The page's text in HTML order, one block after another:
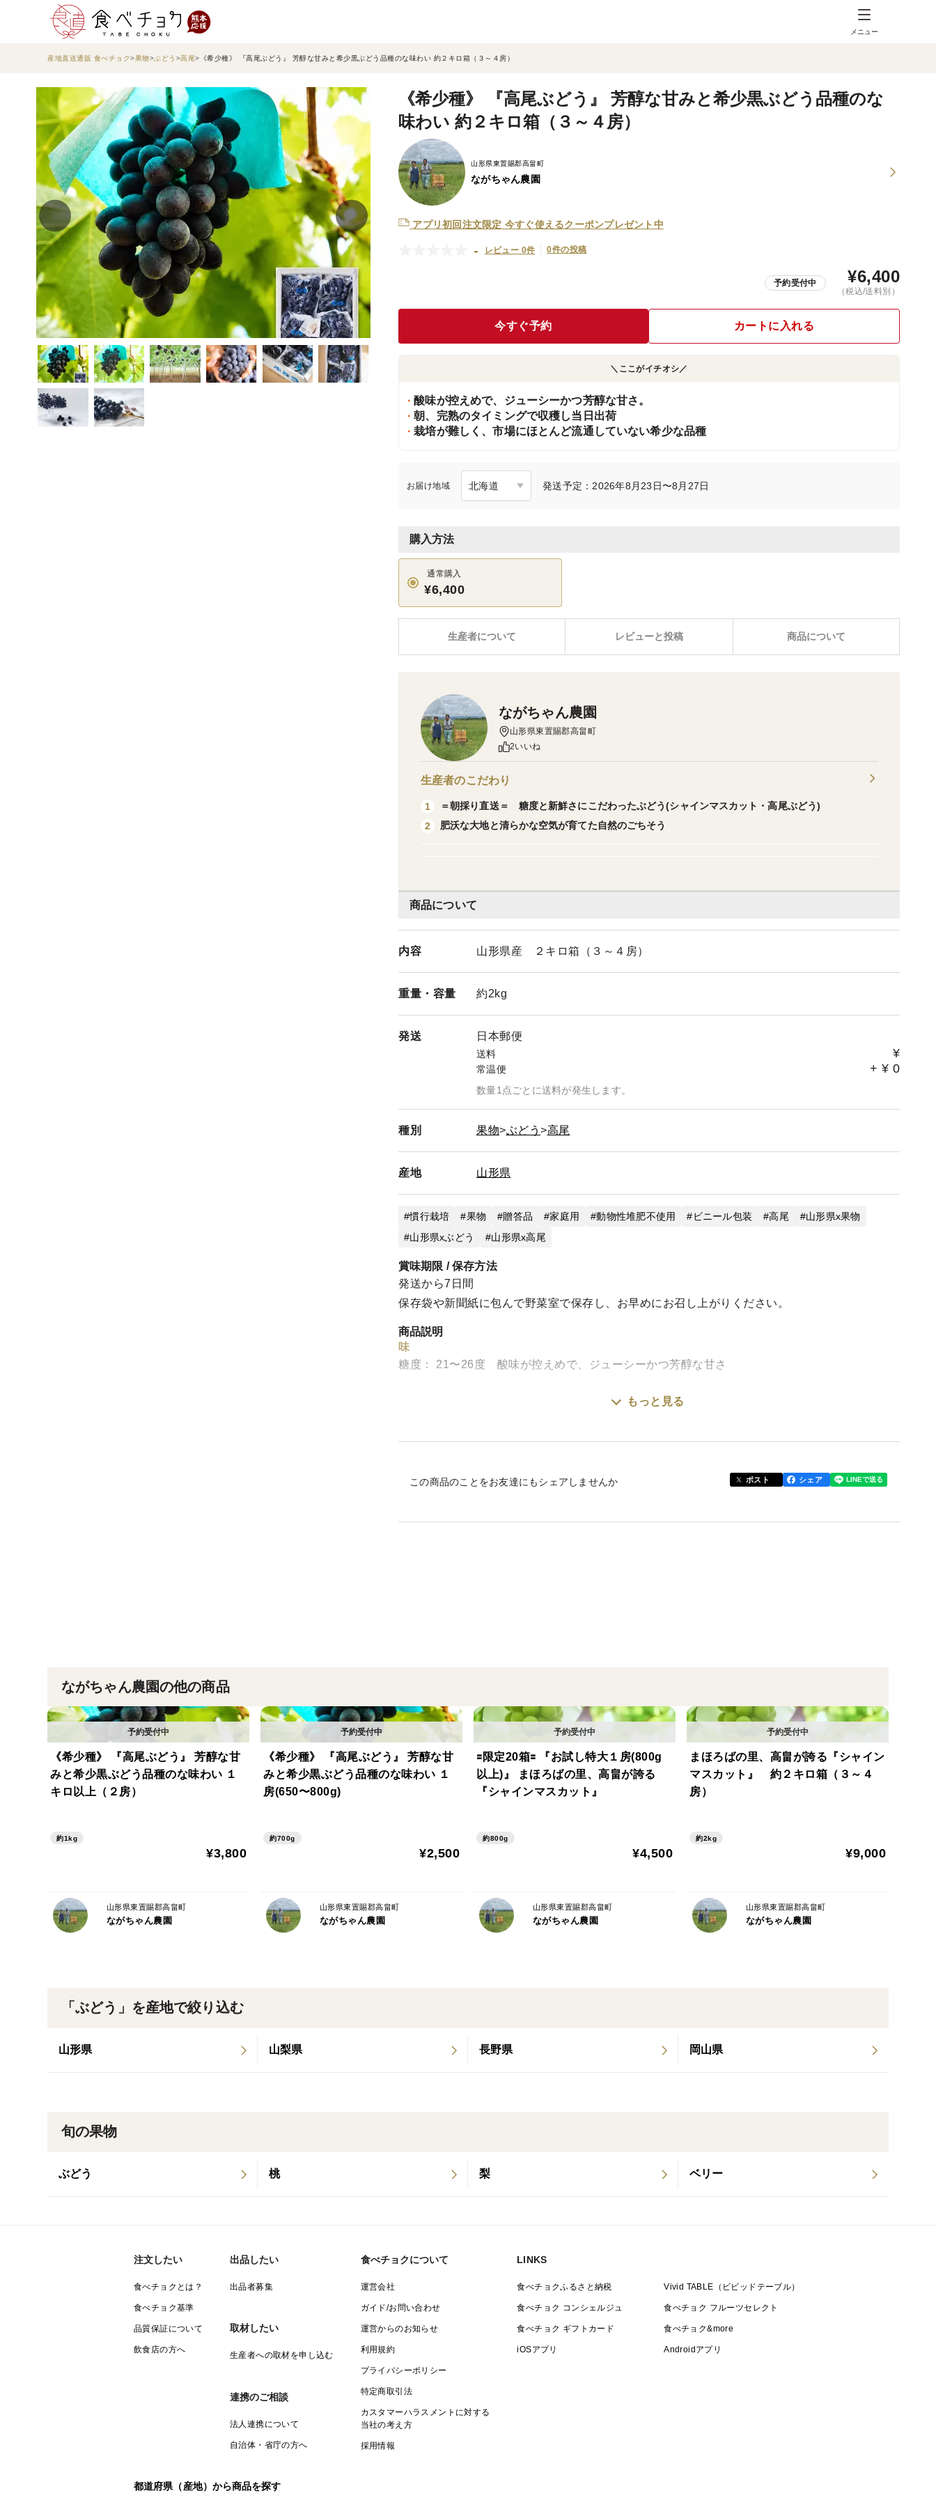
メニュー
産地直送通販 食べチョク 果物 ぶどう 高尾 《希少種》 『高尾ぶどう』 芳醇な甘みと希少黒ぶどう品種のな味わい 約２キロ箱（３～４房）
《希少種》 『高尾ぶどう』 芳醇な甘みと希少黒ぶどう品種のな
味わい 約２キロ箱（３～４房）
山形県東置賜郡高畠町
ながちゃん農園
アプリ初回注文限定 今すぐ使えるクーポンプレゼント中
- レビュー 0件 0件の投稿
予約受付中 ¥6,400
（税込/送料別）
今すぐ予約 カートに入れる
＼ここがイチオシ／
酸味が控えめで、ジューシーかつ芳醇な甘さ。
朝、完熟のタイミングで収穫し当日出荷
栽培が難しく、市場にほとんど流通していない希少な品種
お届け地域 発送予定：2026年8月23日〜8月27日
購入方法
通常購入
¥6,400
レビューと投稿 商品について
生産者について
商品について
内容 山形県産 ２キロ箱（３～４房）
重量・ 容量 約2kg
発送 日本郵便
送料 ¥
常温便 + ¥ 0
数量1点ごとに送料が発生します。
種別 果物 ぶどう 高尾
産地 山形県
慣行栽培 果物 贈答品 家庭用 動物性堆肥不使用 ビニール包装 高尾
山形県x果物
山形県xぶどう
山形県x高尾
賞味期限 / 保存方法
発送から7日間
保存袋や新聞紙に包んで野菜室で保存し、お早めにお召し上がりください。
商品説明
味
糖度： 21〜26度 酸味が控えめで、ジューシーかつ芳醇な甘さ
もっと見る
この商品のことをお友達にもシェアしませんか ポスト シェア
ながちゃん農園
山形県東置賜郡高畠町
2いいね
生産者のこだわり
1
＝朝採り直送＝ 糖度と新鮮さにこだわったぶどう(シャインマスカット・高尾ぶどう)
2
肥沃な大地と清らかな空気が育てた自然のごちそう
「ぶどう」を産地で絞り込む
山形県 山梨県 長野県 岡山県
旬の果物
ぶどう 桃 梨 ベリー
ながちゃん農園の他の商品
《希少種》 『高尾ぶどう』 芳醇な甘
みと希少黒ぶどう品種のな味わい １
キロ以上（２房）
約1kg
¥3,800
山形県東置賜郡高畠町
ながちゃん農園
《希少種》 『高尾ぶどう』 芳醇な甘
みと希少黒ぶどう品種のな味わい １
房(650〜800g)
約700g
¥2,500
山形県東置賜郡高畠町
ながちゃん農園
🟰限定20箱🟰 『お試し特大１房(800g
以上)』 まほろばの里、高畠が誇る
『シャインマスカット』
約800g
¥4,500
山形県東置賜郡高畠町
ながちゃん農園
まほろばの里、高畠が誇る『シャイン
マスカット』 約２キロ箱（３～４
房）
約2kg
¥9,000
山形県東置賜郡高畠町
ながちゃん農園
注文したい
食べチョクとは？
食べチョク基準
品質保証について
飲食店の方へ
出品したい
出品者募集
取材したい
生産者への取材を申し込む
連携のご相談
法人連携について
自治体・省庁の方へ
食べチョクについて
運営会社
ガイド/お問い合わせ
運営からのお知らせ
利用規約
プライバシーポリシー
特定商取引法
カスタマーハラスメントに対する
当社の考え方
採用情報
LINKS
食べチョクふるさと納税 Vivid TABLE（ビビッドテーブル）
食べチョク コンシェルジュ 食べチョク フルーツセレクト
食べチョク ギフトカード 食べチョク&more
iOSアプリ Androidアプリ
都道府県（産地）から商品を探す